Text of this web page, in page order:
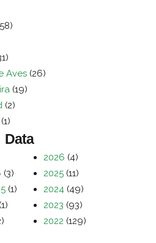
Aves (26)
(19)
(2)
(1)
Data
(3)
(1)
(1)
2026 (4)
2025 (11)
2024 (49)
2023 (93)
2022 (129)